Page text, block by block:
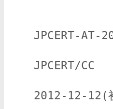
JPCERT-AT-
JPCERT/CC
2012-12-12(